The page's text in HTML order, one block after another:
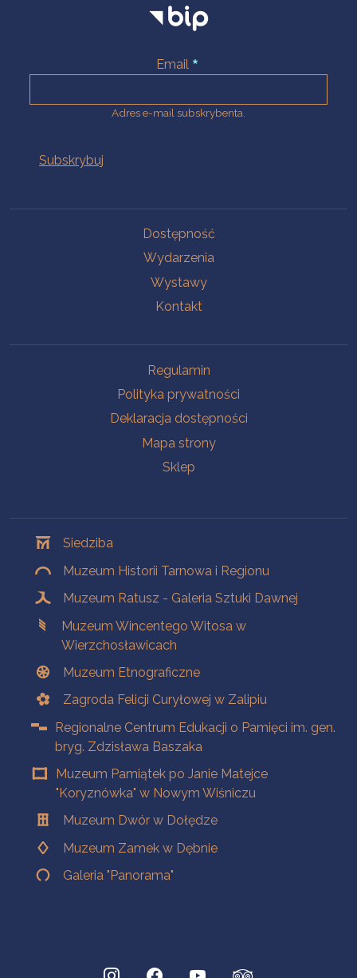
Email
Adres e-mail subskrybenta.
Dostępność
Wydarzenia
Wystawy
Kontakt
Regulamin
Polityka prywatności
Deklaracja dostępności
Mapa strony
Sklep
Siedziba
Muzeum Historii Tarnowa i Regionu
Muzeum Ratusz - Galeria Sztuki Dawnej
Muzeum Wincentego Witosa w
Wierzchosławicach
Muzeum Etnograficzne
Zagroda Felicji Curyłowej w Zalipiu
Regionalne Centrum Edukacji o Pamięci im. gen.
bryg. Zdzisława Baszaka
Muzeum Pamiątek po Janie Matejce
"Koryznówka" w Nowym Wiśniczu
Muzeum Dwór w Dołędze
Muzeum Zamek w Dębnie
Galeria "Panorama"